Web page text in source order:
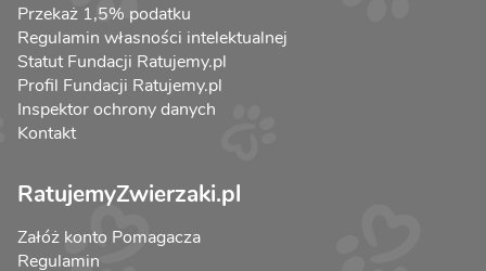
Przekaż 1,5% podatku
Regulamin własności intelektualnej
Statut Fundacji Ratujemy.pl
Profil Fundacji Ratujemy.pl
Inspektor ochrony danych
Kontakt
RatujemyZwierzaki.pl
Załóż konto Pomagacza
Regulamin